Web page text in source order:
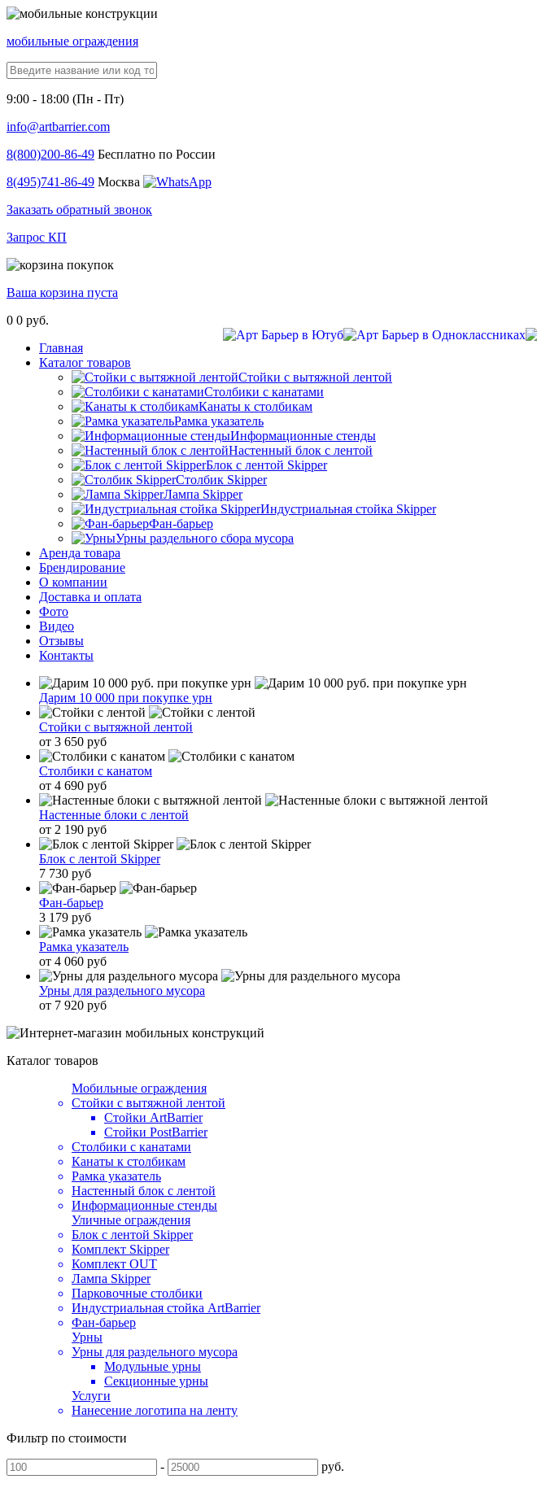
мобильные ограждения
9:00 - 18:00 (Пн - Пт)
info@artbarrier.com
8(800)200-86-49 Бесплатно по России
8(495)741-86-49 Москва
Заказать обратный звонок
Запрос КП
Ваша корзина пуста
0 0 руб.
Главная
Каталог товаров
Стойки с вытяжной лентой
Столбики с канатами
Канаты к столбикам
Рамка указатель
Информационные стенды
Настенный блок с лентой
Блок с лентой Skipper
Столбик Skipper
Лампа Skipper
Индустриальная стойка Skipper
Фан-барьер
Урны раздельного сбора мусора
Аренда товара
Брендирование
О компании
Доставка и оплата
Фото
Видео
Отзывы
Контакты
Дарим 10 000 при покупке урн
Стойки с вытяжной лентой
от 3 650 руб
Столбики с канатом
от 4 690 руб
Настенные блоки с лентой
от 2 190 руб
Блок с лентой Skipper
7 730 руб
Фан-барьер
3 179 руб
Рамка указатель
от 4 060 руб
Урны для раздельного мусора
от 7 920 руб
Каталог товаров
Мобильные ограждения
Стойки с вытяжной лентой
Стойки ArtBarrier
Стойки PostBarrier
Столбики с канатами
Канаты к столбикам
Рамка указатель
Настенный блок с лентой
Информационные стенды
Уличные ограждения
Блок с лентой Skipper
Комплект Skipper
Комплект OUT
Лампа Skipper
Парковочные столбики
Индустриальная стойка ArtBarrier
Фан-барьер
Урны
Урны для раздельного мусора
Модульные урны
Секционные урны
Услуги
Нанесение логотипа на ленту
Фильтр по стоимости
- руб.